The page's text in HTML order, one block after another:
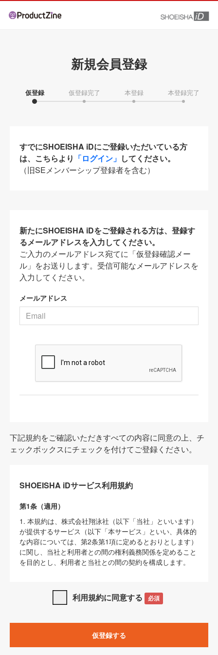
新規会員登録
仮登録 仮登録完了 本登録 本登録完了
すでにSHOEISHA iDにご登録いただいている方
は、こちらより 「ログイン」 してください。
（旧SEメンバーシップ登録者を含む）
新たにSHOEISHA iDをご登録される方は、登録す
るメールアドレスを入力してください。
ご入力のメールアドレス宛てに「仮登録確認メー
ル」をお送りします。受信可能なメールアドレスを
入力してください。
メールアドレス
下記規約をご確認いただきすべての内容に同意の上、チ
ェックボックスにチェックを付けてご登録ください。
SHOEISHA iDサービス利用規約
第1条（適用）
1. 本規約は、株式会社翔泳社（以下「当社」といいます）
が提供するサービス（以下「本サービス」といい、具体的
な内容については、第2条第1項に定めるとおりとします）
に関し、当社と利用者との間の権利義務関係を定めること
を目的とし、利用者と当社との間の契約を構成します。
SHOEISHA iDプライバシーポリシー」及び「
サイト上でのデータの利用について（Cookieポリシー）
3. 本規約の内容と、前項に記載する定めその他当社が定め
利用規約に同意する 必須
仮登録する